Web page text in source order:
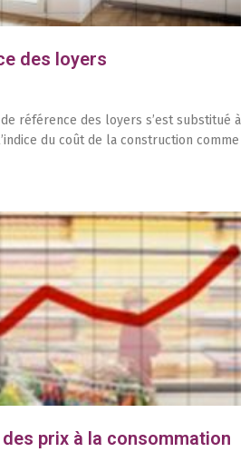
des loyers
de référence des loyers s’est substitué à
du coût de la construction comme
prix à la consommation